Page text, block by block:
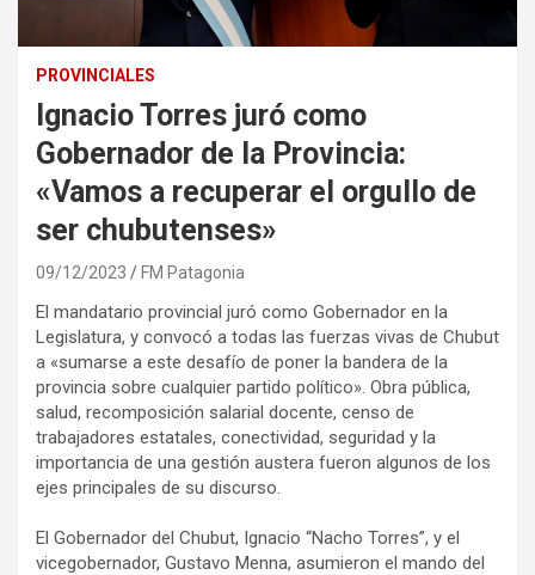
PROVINCIALES
Ignacio Torres juró como
Gobernador de la Provincia:
«Vamos a recuperar el orgullo de
ser chubutenses»
09/12/2023 FM Patagonia
El mandatario provincial juró como Gobernador en la
Legislatura, y convocó a todas las fuerzas vivas de Chubut
a «sumarse a este desafío de poner la bandera de la
provincia sobre cualquier partido político». Obra pública,
salud, recomposición salarial docente, censo de
trabajadores estatales, conectividad, seguridad y la
importancia de una gestión austera fueron algunos de los
ejes principales de su discurso.
El Gobernador del Chubut, Ignacio “Nacho Torres”, y el
vicegobernador, Gustavo Menna, asumieron el mando del